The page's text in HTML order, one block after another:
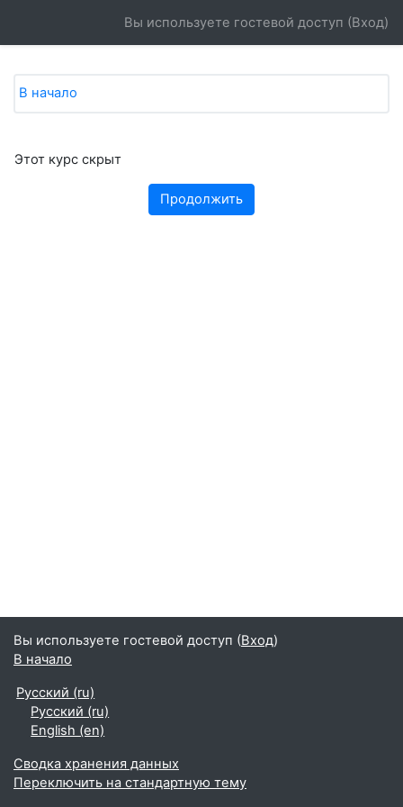
Вы используете гостевой доступ (Вход)
В начало
Этот курс скрыт
Продолжить
Вы используете гостевой доступ (Вход)
В начало
Русский ‎(ru)‎
Русский ‎(ru)‎
English ‎(en)‎
Сводка хранения данных
Переключить на стандартную тему